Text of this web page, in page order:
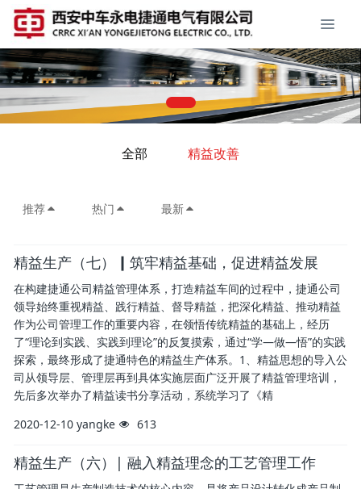
全部 精益改善
推荐 热门 最新
精益生产（七）┃筑牢精益基础，促进精益发展
在构建捷通公司精益管理体系，打造精益车间的过程中，捷通公司
领导始终重视精益、践行精益、督导精益，把深化精益、推动精益
作为公司管理工作的重要内容，在领悟传统精益的基础上，经历
了“理论到实践、实践到理论”的反复摸索，通过“学—做—悟”的实践
探索，最终形成了捷通特色的精益生产体系。1、精益思想的导入公
司从领导层、管理层再到具体实施层面广泛开展了精益管理培训，
先后多次举办了精益读书分享活动，系统学习了《精
2020-12-10 yangke 613
精益生产（六）| 融入精益理念的工艺管理工作